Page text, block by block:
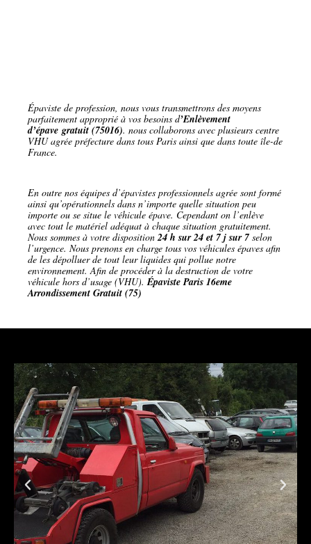
Épaviste de profession, nous vous transmettrons des moyens
parfaitement approprié à vos besoins d’Enlèvement
d’épave gratuit (75016). nous collaborons avec plusieurs centre
VHU agrée préfecture dans tous Paris ainsi que dans toute île-de
France.
En outre nos équipes d’épavistes professionnels agrée sont formé
ainsi qu’opérationnels dans n’importe quelle situation peu
importe ou se situe le véhicule épave. Cependant on l’enlève
avec tout le matériel adéquat à chaque situation gratuitement.
Nous sommes à votre disposition24 h sur 24 et 7 j sur 7selon
l’urgence. Nous prenons en charge tous vos véhicules épaves afin
de les dépolluer de tout leur liquides qui pollue notre
environnement. Afin de procéder à la destruction de votre
véhicule hors d’usage (VHU).Épaviste Paris 16eme
Arrondissement Gratuit (75)